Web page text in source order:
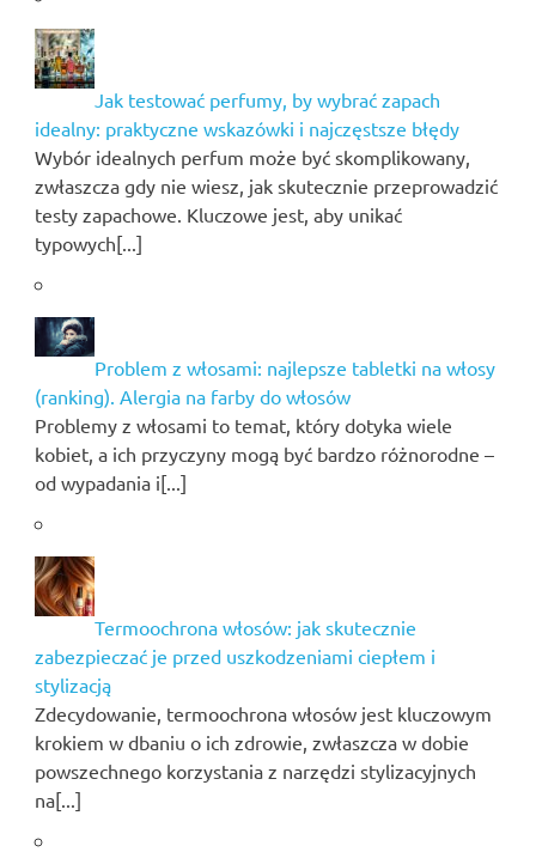
Jak testować perfumy, by wybrać zapach
idealny: praktyczne wskazówki i najczęstsze błędy
Wybór idealnych perfum może być skomplikowany,
zwłaszcza gdy nie wiesz, jak skutecznie przeprowadzić
testy zapachowe. Kluczowe jest, aby unikać
typowych[...]
Problem z włosami: najlepsze tabletki na włosy
(ranking). Alergia na farby do włosów
Problemy z włosami to temat, który dotyka wiele
kobiet, a ich przyczyny mogą być bardzo różnorodne –
od wypadania i[...]
Termoochrona włosów: jak skutecznie
zabezpieczać je przed uszkodzeniami ciepłem i
stylizacją
Zdecydowanie, termoochrona włosów jest kluczowym
krokiem w dbaniu o ich zdrowie, zwłaszcza w dobie
powszechnego korzystania z narzędzi stylizacyjnych
na[...]